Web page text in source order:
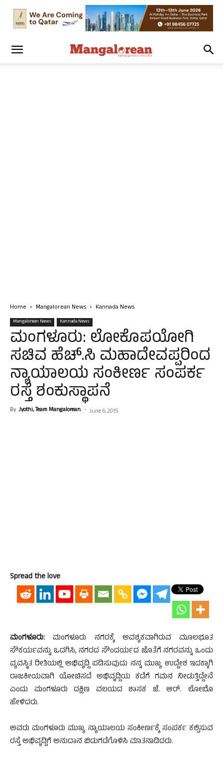
Home Mangalorean News Kannada News
Mangalorean News Kannada News
ಮಂಗಳೂರು: ಲೋಕೊಪಯೋಗಿ
ಸಚಿವ ಹೆಚ್.ಸಿ ಮಹಾದೇವಪ್ಪರಿಂದ
ನ್ಯಾಯಾಲಯ ಸಂಕೀರ್ಣ ಸಂಪರ್ಕ
ರಸ್ತೆ ಶಂಕುಸ್ಥಾಪನೆ
By Jyothi, Team Mangalorean. - June 6, 2015
Spread the love
ಮಂಗಳೂರು: ಮಂಗಳೂರು ನಗರಕ್ಕೆ ಅವಶ್ಯಕವಾಗಿರುವ ಮೂಲಭೂತ
ಸೌಕರ್ಯವನ್ನು ಒದಗಿಸಿ, ನಗರದ ಸೌಂದರ್ಯದ ಜೊತೆಗೆ ನಗರವನ್ನು ಒಂದು
ವ್ಯವಸ್ಥಿತ ರೀತಿಯಲ್ಲಿ ಅಭಿವೃದ್ದಿ ಪಡಿಸುವುದು ನನ್ನ ಮುಖ್ಯ ಉದ್ದೇಶ ಇದಕ್ಕಾಗಿ
ರಾಜಕೀಯವಾಗಿ ಯೋಚಿಸದೆ ಅಭಿವೃದ್ದಿಯ ಕಡೆಗೆ ಗಮನ ನೀಡುತ್ತಿದ್ದೇನೆ
ಎಂದು ಮಂಗಳೂರು ದಕ್ಷಿಣ ವಲಯದ ಶಾಸಕ ಜೆ. ಆರ್. ಲೋಬೊ
ಹೇಳಿದರು.
ಅವರು ಮಂಗಳೂರು ಮುಖ್ಯ ನ್ಯಾಯಾಲಯ ಸಂಕೀರ್ಣಕ್ಕೆ ಸಂಪರ್ಕ ಕಲ್ಪಿಸುವ
ರಸ್ತೆ ಅಭಿವೃದ್ದಿಗೆ ಅನುದಾನ ಬಿಡುಗಡೆಗೊಳಿಸಿ ಮಾತನಾಡಿದರು.